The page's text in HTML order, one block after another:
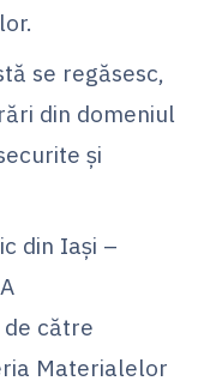
se regăsesc,
din domeniul
şi
din Iaşi –
de către
Materialelor